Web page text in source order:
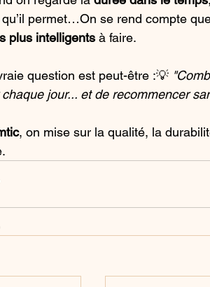
permet…On se rend compte
plus intelligents à faire.
question est peut-être :💡
jour... et de recommencer
, on mise sur la qualité, la